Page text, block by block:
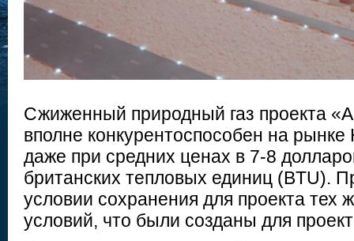
Сжиженный природный газ проекта
вполне конкурентоспособен на
даже при средних ценах в 7-8
британских тепловых единиц (BTU).
условии сохранения для проекта тех
условий, что были созданы для